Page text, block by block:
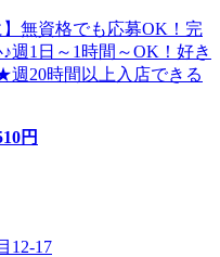
】無資格でも応募OK！完
週1日～1時間～OK！好き
週20時間以上入店できる
円
12-17